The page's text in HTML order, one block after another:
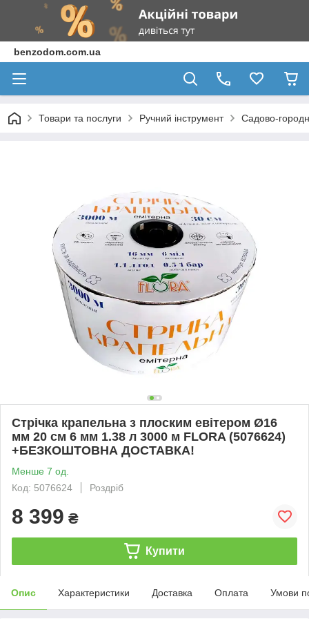
benzodom.com.ua
Товари та послуги Ручний інструмент Садово-
Стрічка крапельна з плоским евітером Ø16
мм 20 см 6 мм 1.38 л 3000 м FLORA (5076624)
+БЕЗКОШТОВНА ДОСТАВКА!
Менше 7 од.
Код: 5076624
Роздріб
8 399 ₴
Купити
Опис Характеристики Доставка Оплата Умови